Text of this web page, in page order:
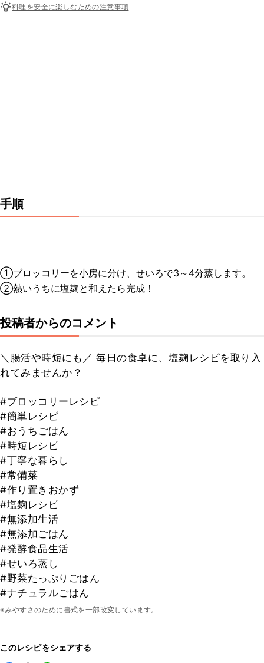
料理を安全に楽しむための注意事項
手順
①ブロッコリーを小房に分け、せいろで3～4分蒸します。
②熱いうちに塩麹と和えたら完成！
投稿者からのコメント
＼腸活や時短にも／ 毎日の食卓に、塩麹レシピを取り入
れてみませんか？
#ブロッコリーレシピ
#簡単レシピ
#おうちごはん
#時短レシピ
#丁寧な暮らし
#常備菜
#作り置きおかず
#塩麹レシピ
#無添加生活
#無添加ごはん
#発酵食品生活
#せいろ蒸し
#野菜たっぷりごはん
#ナチュラルごはん
※みやすさのために書式を一部改変しています。
このレシピをシェアする